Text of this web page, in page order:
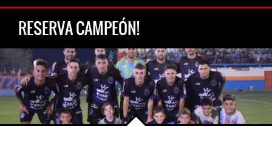
RESERVA CAMPEÓN!